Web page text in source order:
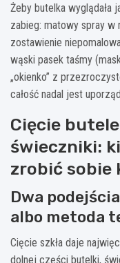
Żeby butelka wyglądała
zabieg: matowy spray w
zostawienie
wąski pasek taśmy
„okienko” z
całość nadal jest
Cięcie
świeczniki:
zrobić sobie
Dwa
albo metoda
Cięcie szkła daje
dolnej części butelki,